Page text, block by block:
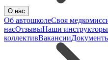
О нас
Об автошколеСвоя
насОтзывыНаши инструкторы
коллективВакансии